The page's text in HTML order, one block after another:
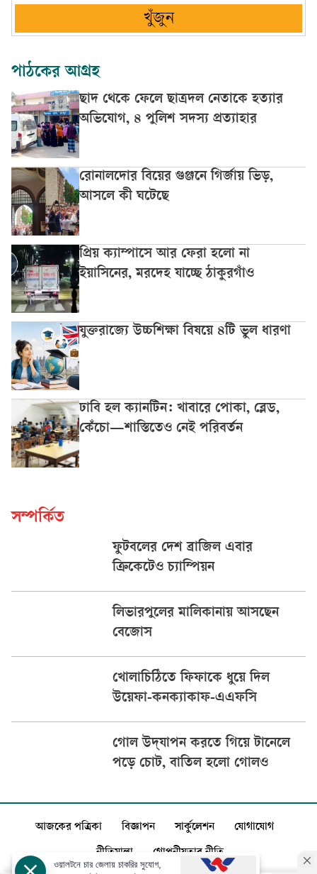
খুঁজুন
পাঠকের আগ্রহ
ছাদ থেকে ফেলে ছাত্রদল নেতাকে হত্যার
অভিযোগ, ৪ পুলিশ সদস্য প্রত্যাহার
রোনালদোর বিয়ের গুঞ্জনে গির্জায় ভিড়,
আসলে কী ঘটেছে
প্রিয় ক্যাম্পাসে আর ফেরা হলো না
ইয়াসিনের, মরদেহ যাচ্ছে ঠাকুরগাঁও
যুক্তরাজ্যে উচ্চশিক্ষা বিষয়ে ৪টি ভুল ধারণা
ঢাবি হল ক্যানটিন: খাবারে পোকা, ব্লেড,
কেঁচো—শাস্তিতেও নেই পরিবর্তন
সম্পর্কিত
ফুটবলের দেশ ব্রাজিল এবার
ক্রিকেটেও চ্যাম্পিয়ন
লিভারপুলের মালিকানায় আসছেন
বেজোস
খোলাচিঠিতে ফিফাকে ধুয়ে দিল
উয়েফা-কনক্যাকাফ-এএফসি
গোল উদ্‌যাপন করতে গিয়ে টানেলে
পড়ে চোট, বাতিল হলো গোলও
আজকের পত্রিকা বিজ্ঞাপন সার্কুলেশন যোগাযোগ
নীতিমালা গোপনীয়তার নীতি
ওয়ালটনে চার জেলায় চাকরির সুযোগ,